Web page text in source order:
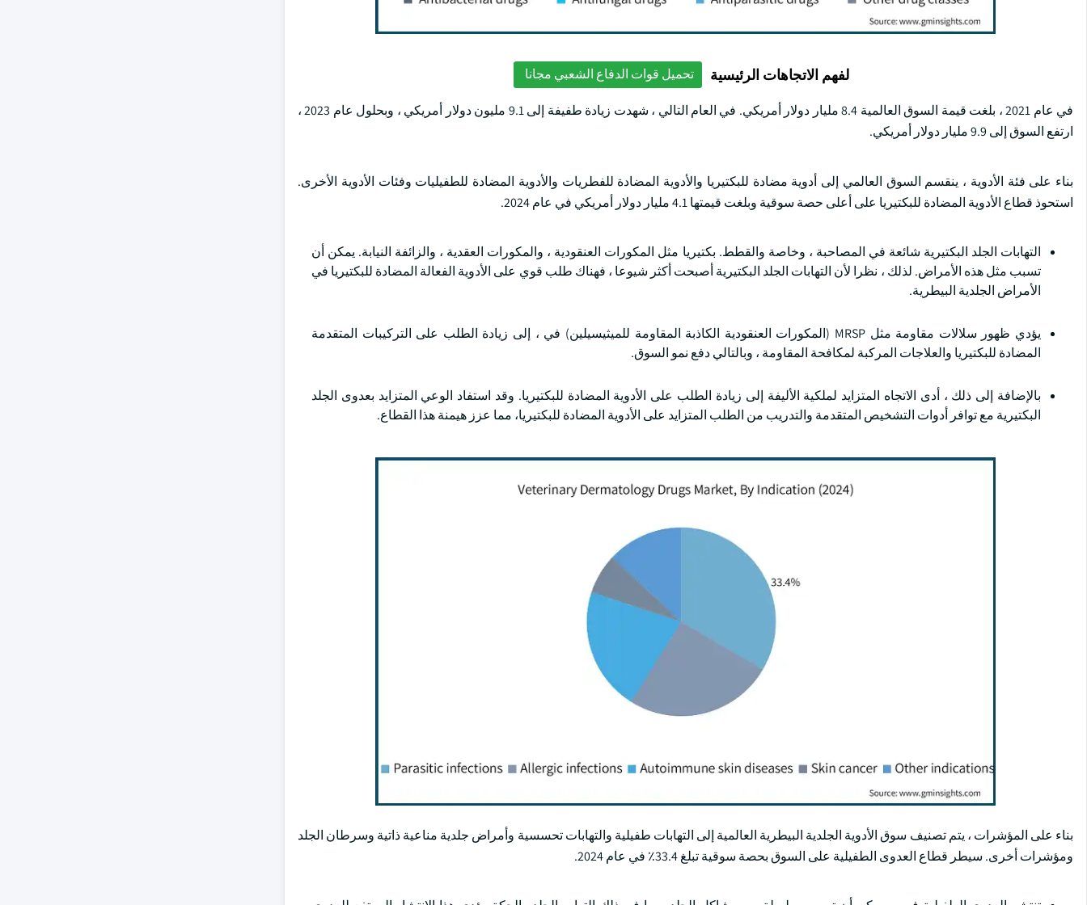
لفهم الاتجاهات الرئيسية تحميل قوات الدفاع الشعبي مجانا
في عام 2021 ، بلغت قيمة السوق العالمية 8.4 مليار دولار أمريكي. في العام التالي ، شهدت زيادة طفيفة إلى 9.1 مليون دولار أمريكي ، وبحلول عام 2023 ،
ارتفع السوق إلى 9.9 مليار دولار أمريكي.
بناء على فئة الأدوية ، ينقسم السوق العالمي إلى أدوية مضادة للبكتيريا والأدوية المضادة للفطريات والأدوية المضادة للطفيليات وفئات الأدوية الأخرى.
استحوذ قطاع الأدوية المضادة للبكتيريا على أعلى حصة سوقية وبلغت قيمتها 4.1 مليار دولار أمريكي في عام 2024.
التهابات الجلد البكتيرية شائعة في المصاحبة ، وخاصة والقطط. بكتيريا مثل المكورات العنقودية ، والمكورات العقدية ، والزائفة النيابة. يمكن أن
تسبب مثل هذه الأمراض. لذلك ، نظرا لأن التهابات الجلد البكتيرية أصبحت أكثر شيوعا ، فهناك طلب قوي على الأدوية الفعالة المضادة للبكتيريا في
الأمراض الجلدية البيطرية.
يؤدي ظهور سلالات مقاومة مثل MRSP (المكورات العنقودية الكاذبة المقاومة للميثيسيلين) في ، إلى زيادة الطلب على التركيبات المتقدمة
المضادة للبكتيريا والعلاجات المركبة لمكافحة المقاومة ، وبالتالي دفع نمو السوق.
بالإضافة إلى ذلك ، أدى الاتجاه المتزايد لملكية الأليفة إلى زيادة الطلب على الأدوية المضادة للبكتيريا. وقد استفاد الوعي المتزايد بعدوى الجلد
البكتيرية مع توافر أدوات التشخيص المتقدمة والتدريب من الطلب المتزايد على الأدوية المضادة للبكتيريا، مما عزز هيمنة هذا القطاع.
بناء على المؤشرات ، يتم تصنيف سوق الأدوية الجلدية البيطرية العالمية إلى التهابات طفيلية والتهابات تحسسية وأمراض جلدية مناعية ذاتية وسرطان الجلد
ومؤشرات أخرى. سيطر قطاع العدوى الطفيلية على السوق بحصة سوقية تبلغ 33.4٪ في عام 2024.